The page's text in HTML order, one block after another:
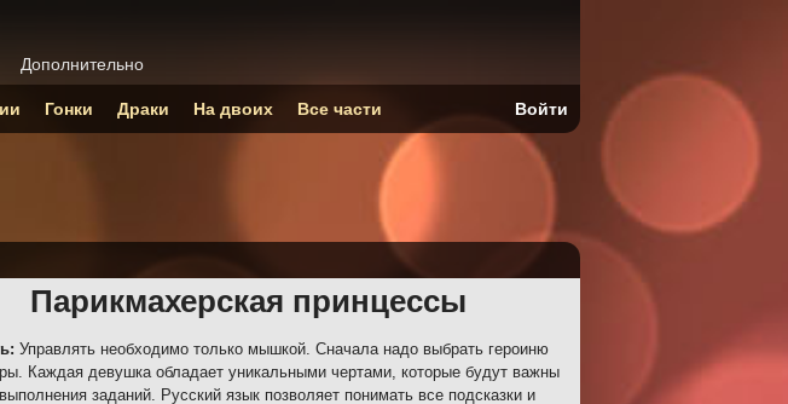
Парикмахерская принцессы
Управлять необходимо только мышкой. Сначала надо выбрать героиню
Каждая девушка обладает уникальными чертами, которые будут важны
заданий. Русский язык позволяет понимать все подсказки и
Дополнительно
Гонки Драки На двоих Все части Войти